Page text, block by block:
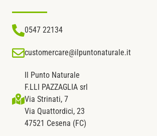
0547 22134
customercare@ilpuntonaturale.it
Il Punto Naturale
F.LLI PAZZAGLIA srl
Via Strinati, 7
Via Quattordici, 23
47521 Cesena (FC)